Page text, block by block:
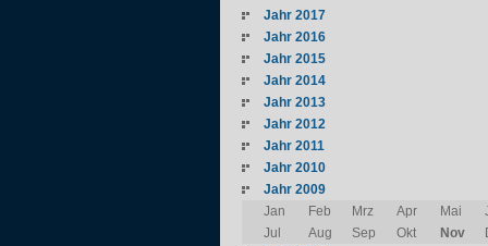
Jahr 2017
Jahr 2016
Jahr 2015
Jahr 2014
Jahr 2013
Jahr 2012
Jahr 2011
Jahr 2010
Jahr 2009
Jan
Feb Mrz Apr Mai
Jul
Aug Sep Okt Nov